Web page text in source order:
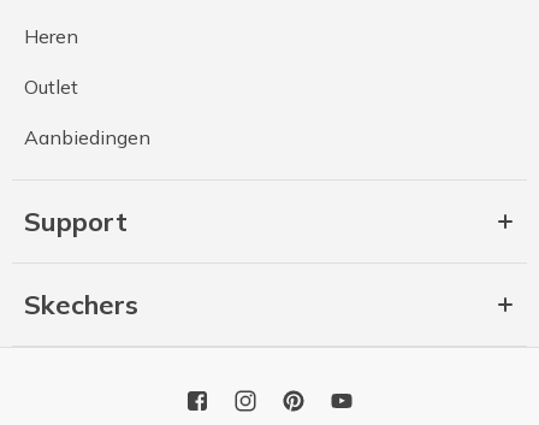
Heren
Outlet
Aanbiedingen
Support
Skechers